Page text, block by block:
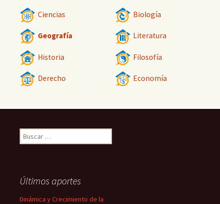
Ciencias Biología
Geografía Literatura
Historia Filosofía
Derecho Economía
Buscar:
Últimos aportes
Dinámica y Crecimiento de la